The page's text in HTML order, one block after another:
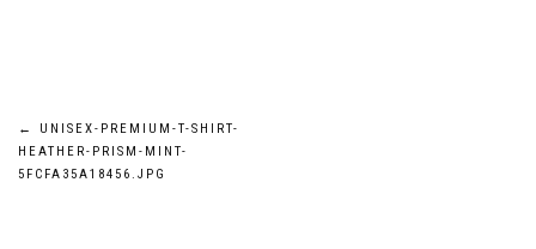
投
稿
←
UNISEX-PREMIUM-T-SHIRT-
HEATHER-PRISM-MINT-
5FCFA35A18456.JPG